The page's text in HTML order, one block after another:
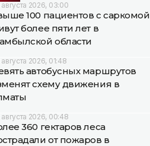
2026, 03:00
100 пациентов с саркомой
более пяти лет в
области
2026, 01:48
автобусных маршрутов
схему движения в
2026, 00:48
360 гектаров леса
от пожаров в